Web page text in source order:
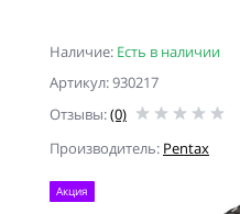
Наличие: Есть в наличии
Артикул: 930217
Отзывы:(0)
Производитель: Pentax
Акция